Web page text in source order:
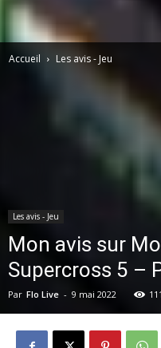
Accueil Les avis - Jeu
Les avis - Jeu
Mon avis sur
Supercross 5 –
Par Flo Live - 9 mai 2022